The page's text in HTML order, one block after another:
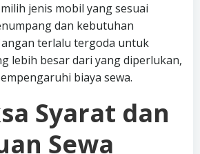
jenis mobil yang sesuai
dan kebutuhan
terlalu tergoda untuk
lebih besar dari yang diperlukan,
biaya sewa.
Syarat dan
Sewa